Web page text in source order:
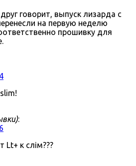
говорит, выпуск лизарда с
на первую неделю
прошивку для
:
Lt+ к слім???